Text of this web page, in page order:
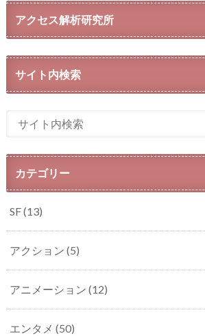
アクセス解析研究所
サイト内検索
カテゴリー
SF(13)
アクション (5)
アニメーション (12)
エンタメ (50)